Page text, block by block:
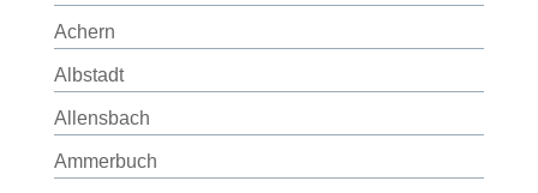
Achern
Albstadt
Allensbach
Ammerbuch